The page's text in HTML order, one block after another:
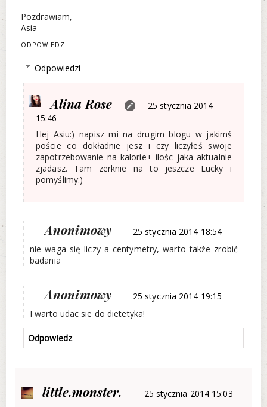
Pozdrawiam,
Asia
ODPOWIEDZ
Odpowiedzi
Alina Rose
25 stycznia 2014
15:46
Hej Asiu:) napisz mi na drugim blogu w jakimś
poście co dokładnie jesz i czy liczyłeś swoje
zapotrzebowanie na kalorie+ ilośc jaka aktualnie
zjadasz. Tam zerknie na to jeszcze Lucky i
pomyślimy:)
Anonimowy
25 stycznia 2014 18:54
nie waga się liczy a centymetry, warto także zrobić
badania
Anonimowy
25 stycznia 2014 19:15
I warto udac sie do dietetyka!
Odpowiedz
little.monster.
25 stycznia 2014 15:03